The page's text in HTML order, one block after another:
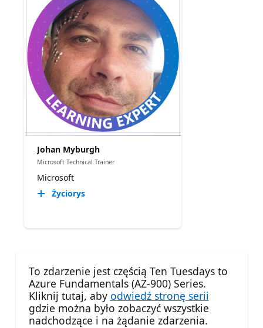
Johan Myburgh
Microsoft Technical Trainer
Microsoft
Życiorys
To zdarzenie jest częścią Ten Tuesdays to
Azure Fundamentals (AZ-900) Series.
Kliknij tutaj, aby odwiedź stronę serii
gdzie można było zobaczyć wszystkie
nadchodzące i na żądanie zdarzenia.